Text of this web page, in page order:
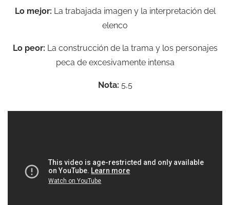
Lo mejor: La trabajada imagen y la interpretación del
elenco
Lo peor: La construcción de la trama y los personajes
peca de excesivamente intensa
Nota: 5,5